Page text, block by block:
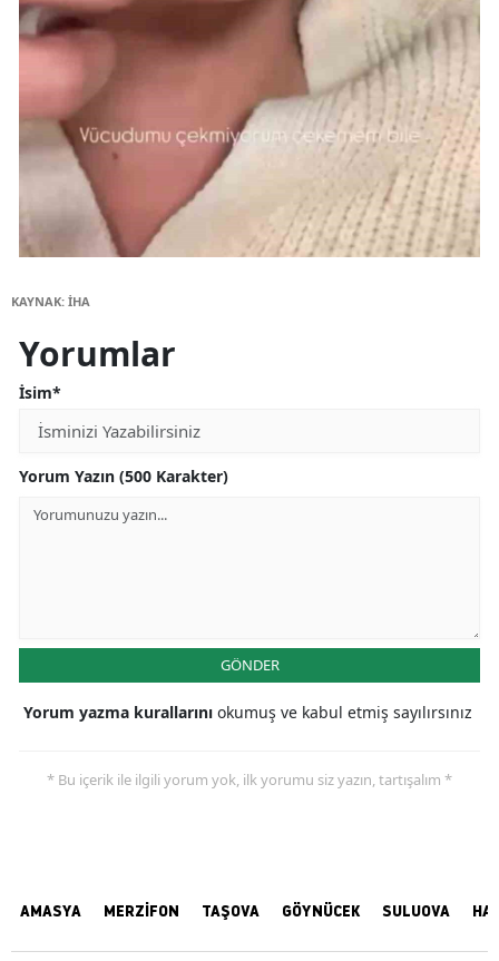
KAYNAK: İHA
Yorumlar
İsim*
Yorum Yazın (500 Karakter)
GÖNDER
Yorum yazma kurallarını okumuş ve kabul etmiş sayılırsınız
* Bu içerik ile ilgili yorum yok, ilk yorumu siz yazın, tartışalım *
AMASYA MERZİFON TAŞOVA GÖYNÜCEK SULUOVA